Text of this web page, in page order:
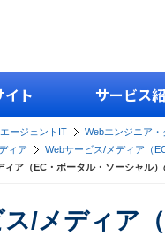
イト サービス
ージェントIT Webエンジニア・
ィア
Webサービス/メディア（
ア（EC・ポータル・ソーシャル
/メディア